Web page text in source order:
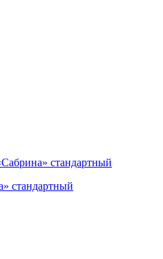
стандартный